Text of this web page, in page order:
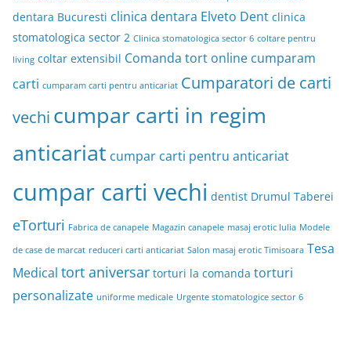
dentara Bucuresti clinica dentara Elveto Dent clinica
stomatologica sector 2 Clinica stomatologica sector 6 coltare pentru
living coltar extensibil Comanda tort online cumparam
carti cumparam carti pentru anticariat Cumparatori de carti
vechi cumpar carti in regim
anticariat cumpar carti pentru anticariat
cumpar carti vechi dentist Drumul Taberei
eTorturi Fabrica de canapele Magazin canapele masaj erotic Iulia Modele
de case de marcat reduceri carti anticariat Salon masaj erotic Timisoara Tesa
Medical tort aniversar torturi la comanda torturi
personalizate uniforme medicale Urgente stomatologice sector 6